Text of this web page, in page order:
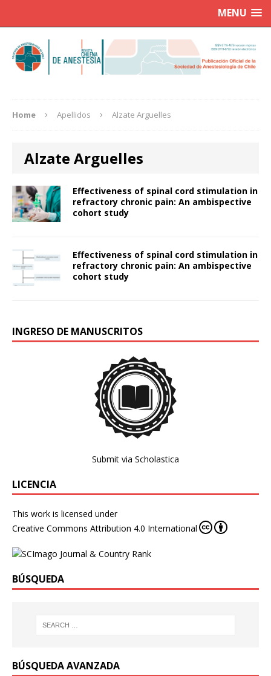
MENU
Home Apellidos Alzate Arguelles
Alzate Arguelles
Effectiveness of spinal cord stimulation in
refractory chronic pain: An ambispective
cohort study
Effectiveness of spinal cord stimulation in
refractory chronic pain: An ambispective
cohort study
INGRESO DE MANUSCRITOS
Submit via Scholastica
LICENCIA
This work is licensed under
Creative Commons Attribution 4.0 International
BÚSQUEDA
BÚSQUEDA AVANZADA